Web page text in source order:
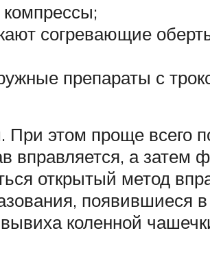
согревающие
препараты с
этом проще всего
а затем
открытый метод
появившиеся
коленной